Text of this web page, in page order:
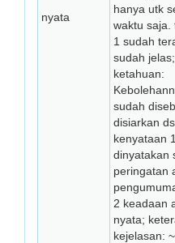
nyata
hanya utk
waktu saja.
1 sudah
sudah jelas;
ketahuan:
sudah
disiarkan
kenyataan
dinyatakan
peringatan
2 keadaan
nyata;
kejelasan: